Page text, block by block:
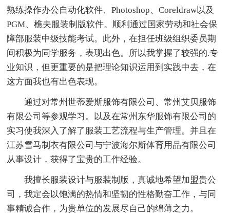
熟练操作办公自动化软件、Photoshop、Coreldraw以及
PGM、樵夫服装制版软件。顺利通过国家劳动和社会保
障部服装中级技能考试。此外，在担任班级组织委员期
间积极为同学服务，表现出色。所以我掌握了较强的.专
业知识，但更重要的是把理论知识运用到实践中去，在
这方面我也有出色表现。
通过对常州世蒂爱斯服饰有限公司、常州艾贝服饰
有限公司等参观学习。以及在常州东华服饰有限公司的
实习使我深入了解了服装工艺流程与生产管理。并且在
江苏雪马制衣有限公司与宁波海尔斯体育用品有限公司
从事设计，获得了宝贵的工作经验。
我擅长服装设计与服装制版，真诚地希望加盟贵公
司，我定会以饱满的热情和坚韧的性格勤奋工作，与同
事精诚合作，为贵单位的发展尽自己的绵薄之力。